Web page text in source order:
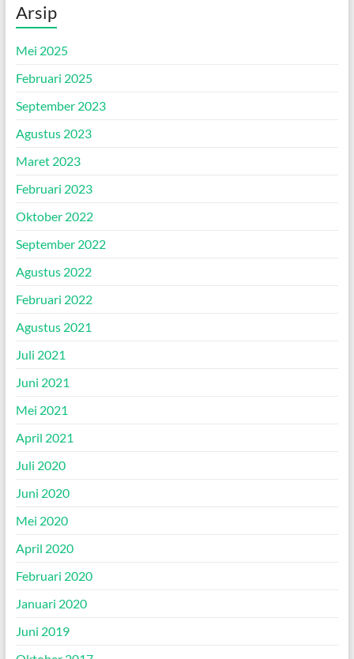
Arsip
Mei 2025
Februari 2025
September 2023
Agustus 2023
Maret 2023
Februari 2023
Oktober 2022
September 2022
Agustus 2022
Februari 2022
Agustus 2021
Juli 2021
Juni 2021
Mei 2021
April 2021
Juli 2020
Juni 2020
Mei 2020
April 2020
Februari 2020
Januari 2020
Juni 2019